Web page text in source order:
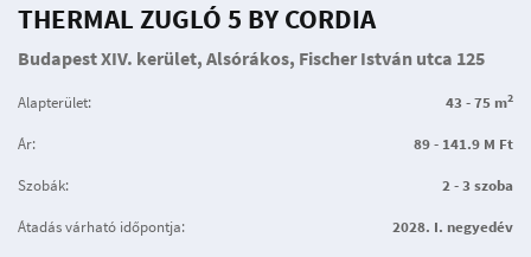
THERMAL ZUGLÓ 5 BY CORDIA
Budapest XIV. kerület, Alsórákos, Fischer István utca 125
Alapterület: 43 - 75 m2
Ár: 89 - 141.9 M Ft
Szobák: 2 - 3 szoba
Átadás várható időpontja: 2028. I. negyedév